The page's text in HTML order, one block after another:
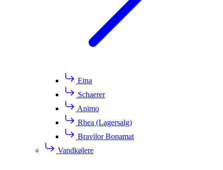
Etna
Schaerer
Animo
Rhea (Lagersalg)
Bravilor Bonamat
Vandkølere